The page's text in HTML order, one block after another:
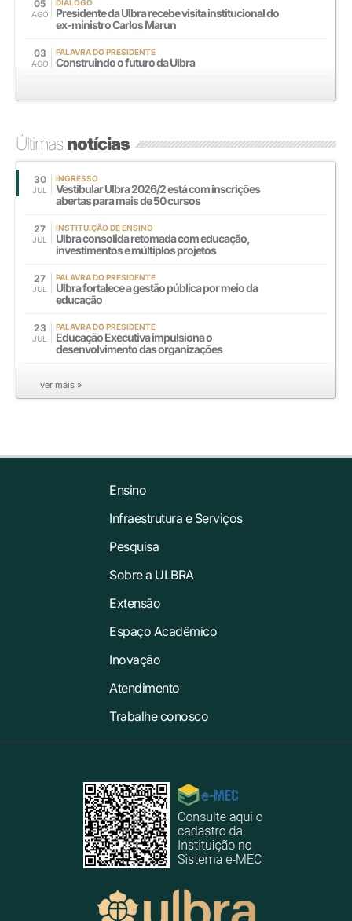
05
AGO
DIÁLOGO
Presidente da Ulbra recebe visita institucional do
ex-ministro Carlos Marun
03
AGO
PALAVRA DO PRESIDENTE
Construindo o futuro da Ulbra
Últimasnotícias
30
JUL
INGRESSO
Vestibular Ulbra 2026/2 está com inscrições
abertas para mais de 50 cursos
27
JUL
INSTITUIÇÃO DE ENSINO
Ulbra consolida retomada com educação,
investimentos e múltiplos projetos
27
JUL
PALAVRA DO PRESIDENTE
Ulbra fortalece a gestão pública por meio da
educação
23
JUL
PALAVRA DO PRESIDENTE
Educação Executiva impulsiona o
desenvolvimento das organizações
ver mais »
Ensino
Infraestrutura e Serviços
Pesquisa
Sobre a ULBRA
Extensão
Espaço Acadêmico
Inovação
Atendimento
Trabalhe conosco